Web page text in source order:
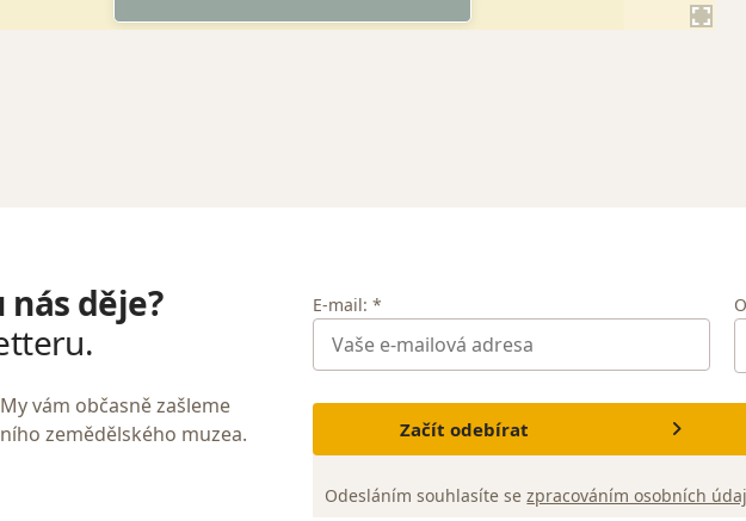
nás děje?
vám občasně zašleme
zemědělského muzea.
E-mail: *
Začít odebírat
Odesláním souhlasíte sezpracováním osobních